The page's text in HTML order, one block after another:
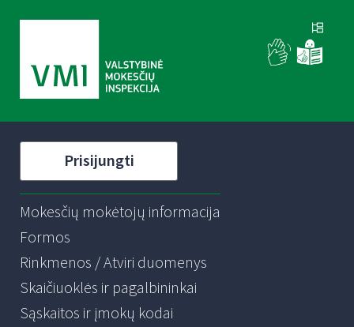
Prisijungti
Mokesčių mokėtojų informacija
Formos
Rinkmenos / Atviri duomenys
Skaičiuoklės ir pagalbininkai
Sąskaitos ir įmokų kodai